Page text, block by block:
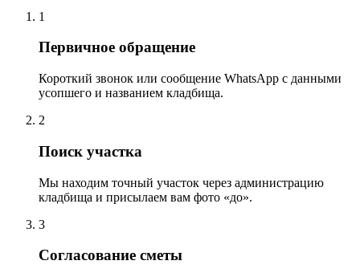
1
Первичное обращение
Короткий звонок или сообщение WhatsApp с данными
усопшего и названием кладбища.
2
Поиск участка
Мы находим точный участок через администрацию
кладбища и присылаем вам фото «до».
3
Согласование сметы